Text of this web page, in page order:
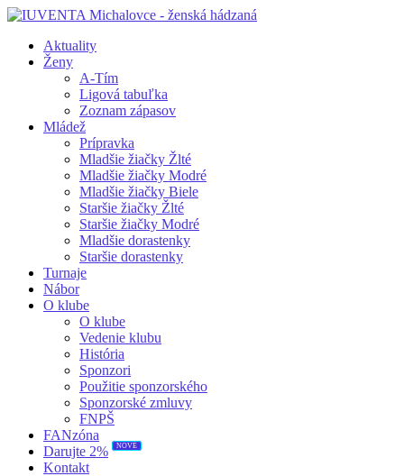
Aktuality
Ženy
A-Tím
Ligová tabuľka
Zoznam zápasov
Mládež
Prípravka
Mladšie žiačky Žlté
Mladšie žiačky Modré
Mladšie žiačky Biele
Staršie žiačky Žlté
Staršie žiačky Modré
Mladšie dorastenky
Staršie dorastenky
Turnaje
Nábor
O klube
O klube
Vedenie klubu
História
Sponzori
Použitie sponzorského
Sponzorské zmluvy
FNPŠ
FANzóna
Darujte 2%
NOVÉ
Kontakt